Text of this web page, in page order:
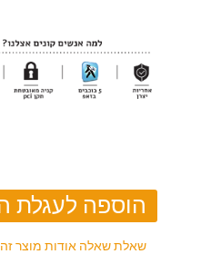
שאלת שאלה אודות מוצר זה